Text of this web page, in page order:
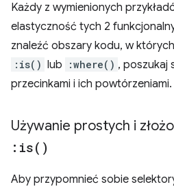
Każdy z wymienionych
elastyczność tych 2
znaleźć obszary kodu, w
:is() lub :where() , poszukaj
przecinkami i ich powtórzeniami.
Używanie prostych i
: is( )
Aby przypomnieć sobie